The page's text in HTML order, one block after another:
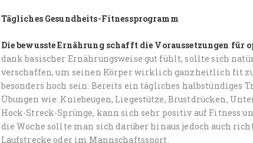
Tägliches Gesundheits-Fitnessprogramm
Die bewusste Ernährung schafft die Voraussetzungen
dank basischer Ernährungsweise gut fühlt, sollte sich
verschaffen, um seinen Körper wirklich ganzheitlich fit
besonders hoch sein: Bereits ein tägliches
Übungen wie: Kniebeugen, Liegestütze, Brustdrücken,
Hock-Streck-Sprünge, kann sich sehr positiv auf Fitness
die Woche sollte man sich darüber hinaus jedoch auch
Laufstrecke oder im Mannschaftssport.